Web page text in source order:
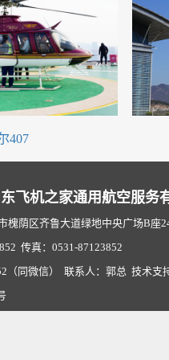
407
飞机之家通用航空服务
槐荫区齐鲁大道绿地中央广场B座
传真：0531-87123852
（同微信） 联系人：郭总 技术支